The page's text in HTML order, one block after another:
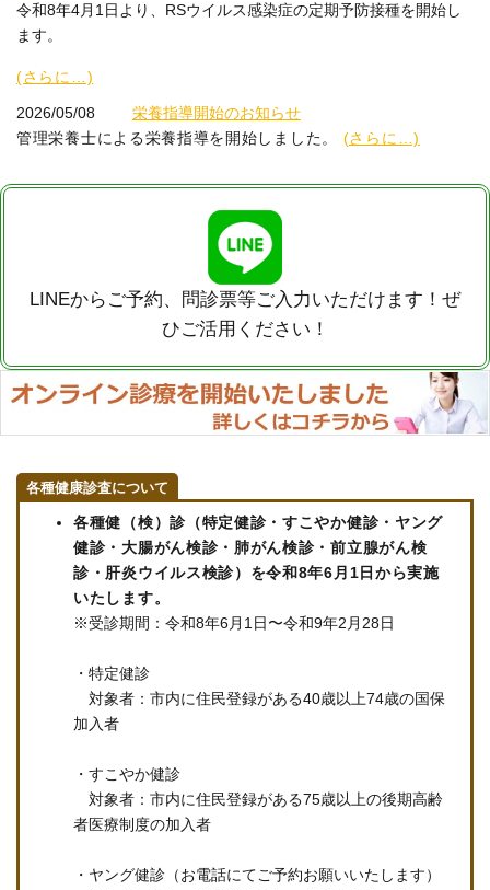
令和8年4月1日より、RSウイルス感染症の定期予防接種を開始し
ます。
(さらに…)
2026/05/08
栄養指導開始のお知らせ
管理栄養士による栄養指導を開始しました。 (さらに…)
LINEからご予約、問診票等ご入力いただけます！ぜ
ひご活用ください！
各種健康診査について
各種健（検）診（特定健診・すこやか健診・ヤング
健診・大腸がん検診・肺がん検診・前立腺がん検
診・肝炎ウイルス検診）を令和8年6月1日から実施
いたします。
※受診期間：令和8年6月1日〜令和9年2月28日
・特定健診
対象者：市内に住民登録がある40歳以上74歳の国保
加入者
・すこやか健診
対象者：市内に住民登録がある75歳以上の後期高齢
者医療制度の加入者
・ヤング健診（お電話にてご予約お願いいたします）